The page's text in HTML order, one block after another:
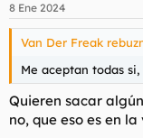
8 Ene 2024
Van Der Freak
Me aceptan todas si,
Quieren sacar
no, que eso es en